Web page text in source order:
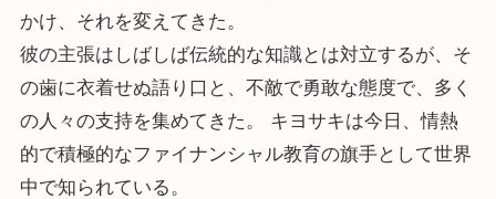
かけ、それを変えてきた。
彼の主張はしばしば伝統的な知識とは対立するが、そ
の歯に衣着せぬ語り口と、不敵で勇敢な態度で、多く
の人々の支持を集めてきた。 キヨサキは今日、情熱
的で積極的なファイナンシャル教育の旗手として世界
中で知られている。